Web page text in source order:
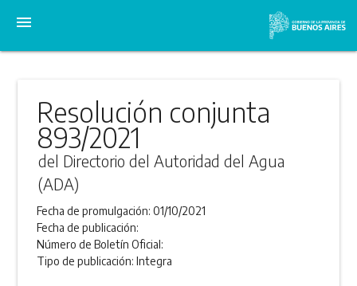
menu
Resolución conjunta
893/2021
del Directorio del Autoridad del Agua
(ADA)
Fecha de promulgación:01/10/2021
Fecha de publicación:
Número de Boletín Oficial:
Tipo de publicación:Integra